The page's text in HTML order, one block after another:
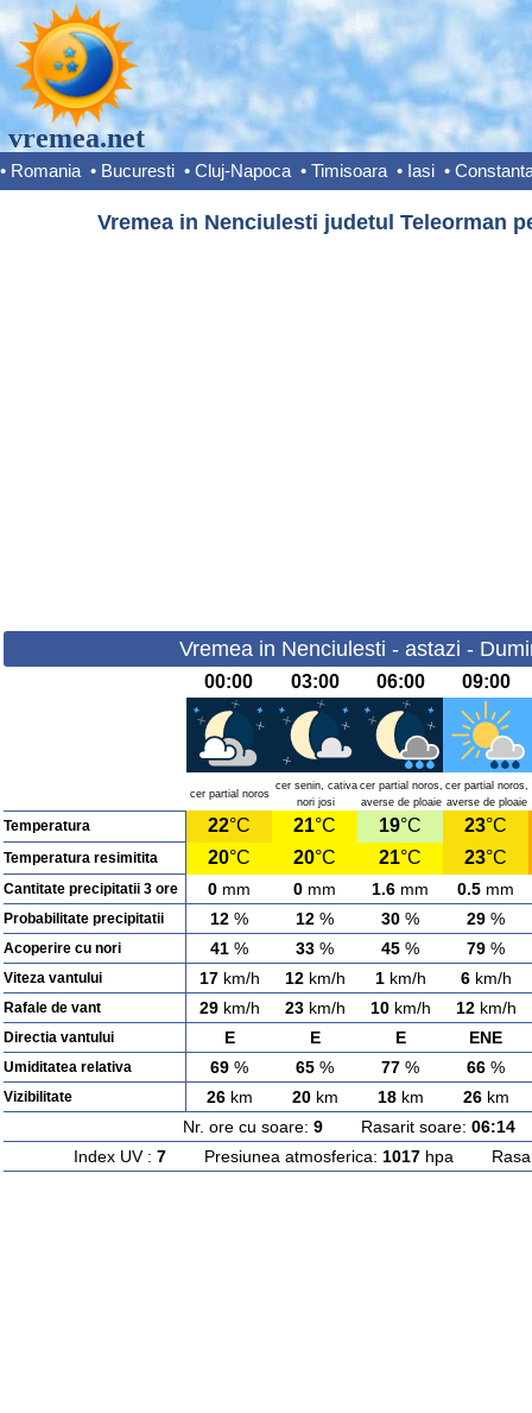
vremea.net
• Romania • Bucuresti • Cluj-Napoca • Timisoara • Iasi •
Vremea in Nenciulesti judetul Teleorman
Vremea in Nenciulesti - astazi -
00:00 03:00 06:00 09:00
cer partial noros
cer senin, cativa
nori josi
cer partial noros,
averse de ploaie
cer partial noros,
averse de ploaie
Temperatura 22°C 21°C 19°C 23°C
Temperatura resimitita 20°C 20°C 21°C 23°C
Cantitate precipitatii 3 ore 0 mm 0 mm 1.6 mm 0.5 mm
Probabilitate precipitatii 12 % 12 % 30 % 29 %
Acoperire cu nori 41 % 33 % 45 % 79 %
Viteza vantului 17km/h 12km/h 1km/h 6km/h
Rafale de vant 29km/h 23km/h 10km/h 12km/h
Directia vantului E E E ENE
Umiditatea relativa 69 % 65 % 77 % 66 %
Vizibilitate 26km 20km 18km 26km
Nr. ore cu soare: 9Rasarit soare: 06:14
Index UV : 7Presiunea atmosferica: 1017hpa